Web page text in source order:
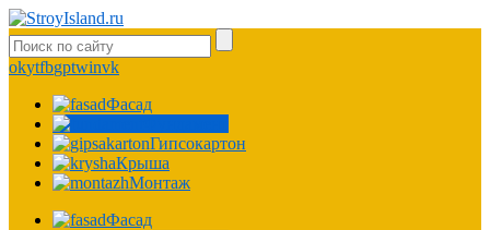
okytfbgptwinvk
Фасад
Гипсокартон
Крыша
Монтаж
Фасад